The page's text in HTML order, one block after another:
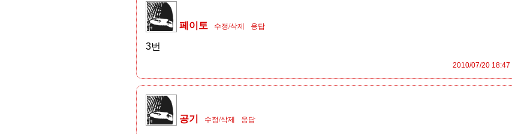
페이토 수정/삭제 응답
3번
2010/07/20 18:47
공기 수정/삭제 응답